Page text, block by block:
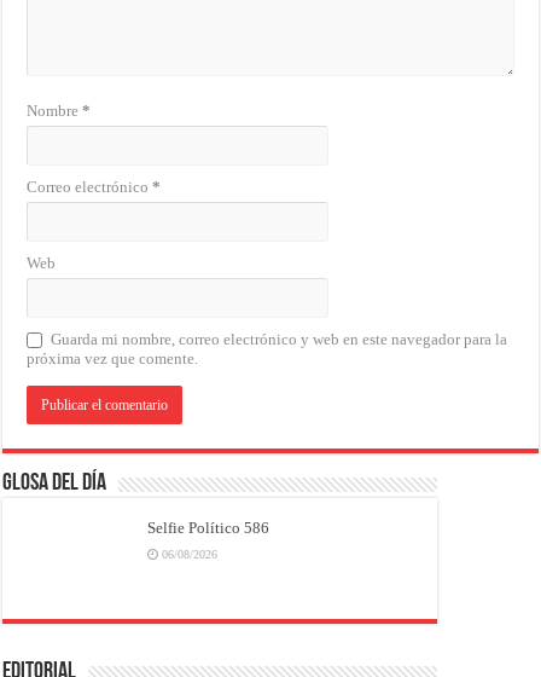
Nombre*
Correo electrónico*
Web
Guarda mi nombre, correo electrónico y web en este navegador para la
próxima vez que comente.
Glosa del Día
Selfie Político 586
06/08/2026